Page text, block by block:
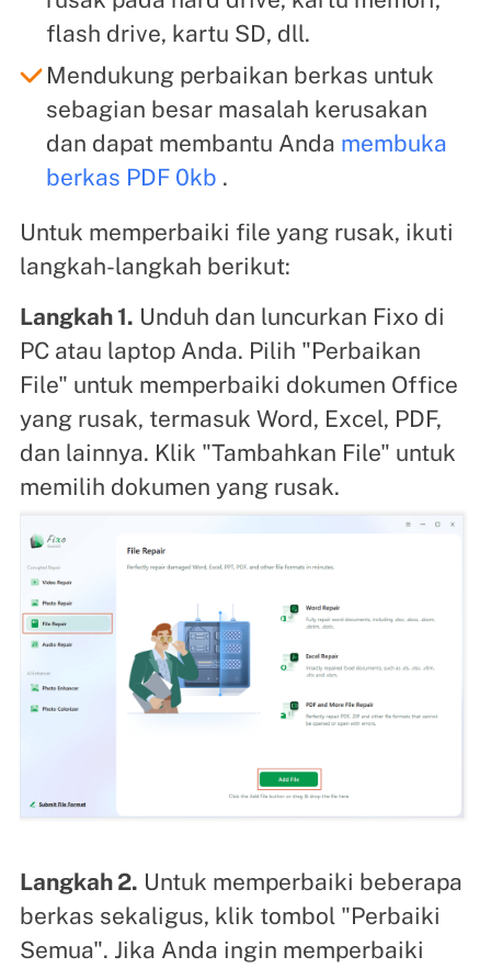
flash drive, kartu SD, dll.
Mendukung perbaikan berkas untuk
sebagian besar masalah kerusakan
dan dapat membantu Anda membuka
berkas PDF 0kb .
Untuk memperbaiki file yang rusak, ikuti
langkah-langkah berikut:
Langkah 1. Unduh dan luncurkan Fixo di
PC atau laptop Anda. Pilih "Perbaikan
File" untuk memperbaiki dokumen Office
yang rusak, termasuk Word, Excel, PDF,
dan lainnya. Klik "Tambahkan File" untuk
memilih dokumen yang rusak.
Langkah 2. Untuk memperbaiki beberapa
berkas sekaligus, klik tombol "Perbaiki
Semua". Jika Anda ingin memperbaiki